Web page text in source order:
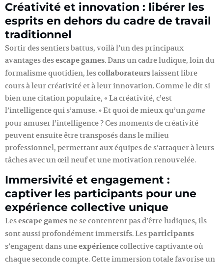
Créativité et innovation : libérer les
esprits en dehors du cadre de travail
traditionnel
Sortir des sentiers battus, voilà l’un des principaux
avantages desescape games. Dans un cadre ludique, loin du
formalisme quotidien, lescollaborateurslaissent libre
cours à leur créativité et à leur innovation. Comme le dit si
bien une citation populaire, « La créativité, c’est
l’intelligence qui s’amuse. » Et quoi de mieux qu’ungame
pour amuser l’intelligence ? Ces moments de créativité
peuvent ensuite être transposés dans le milieu
professionnel, permettant aux équipes de s’attaquer à leurs
tâches avec un œil neuf et une motivation renouvelée.
Immersivité et engagement :
captiver les participants pour une
expérience collective unique
Lesescape gamesne se contentent pas d’être ludiques, ils
sont aussi profondément immersifs. Lesparticipants
s’engagent dans uneexpériencecollective captivante où
chaque seconde compte. Cette immersion totale favorise un